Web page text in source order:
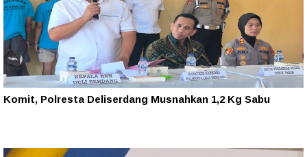
Komit, Polresta Deliserdang Musnahkan 1,2 Kg Sabu